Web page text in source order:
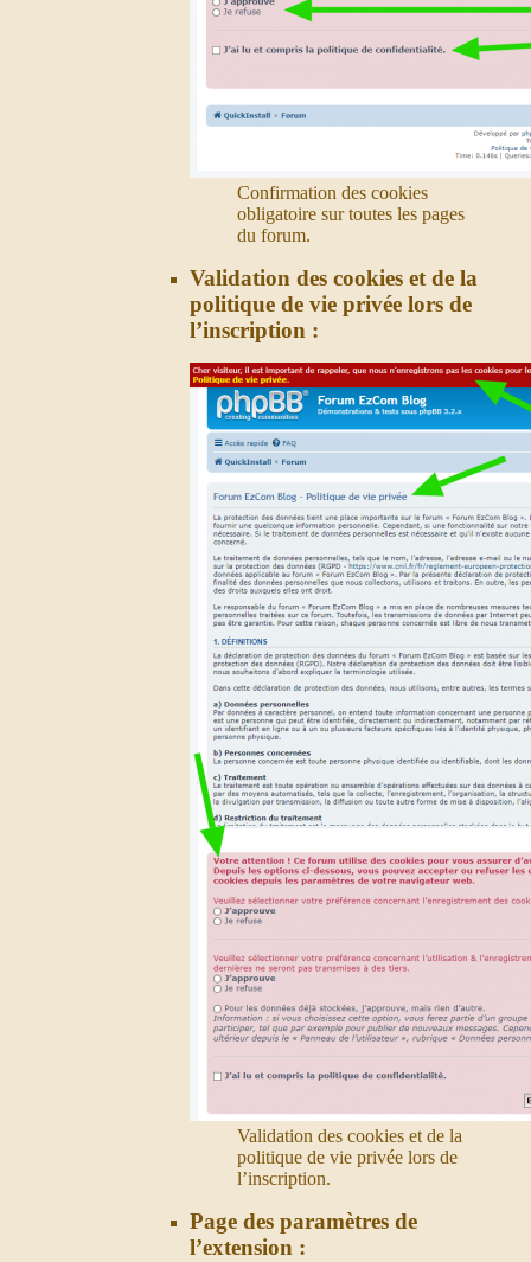
Confirmation des cookies
obligatoire sur toutes les pages
du forum.
Validation des cookies et de la
politique de vie privée lors de
l’inscription :
Validation des cookies et de la
politique de vie privée lors de
l’inscription.
Page des paramètres de
l’extension :